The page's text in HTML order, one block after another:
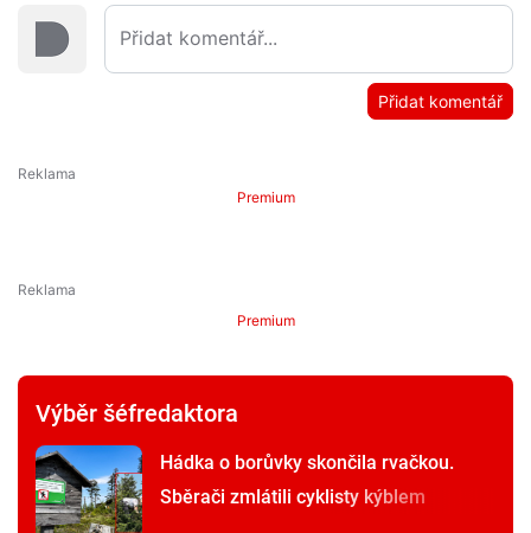
Přidat komentář
Premium
Premium
Výběr šéfredaktora
Hádka o borůvky skončila rvačkou.
Sběrači zmlátili cyklisty kýblem